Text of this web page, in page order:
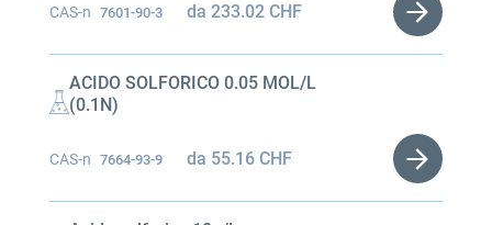
CAS-n 7601-90-3 da233.02CHF
ACIDO SOLFORICO 0.05 MOL/L
(0.1N)
CAS-n 7664-93-9 da 55.16CHF